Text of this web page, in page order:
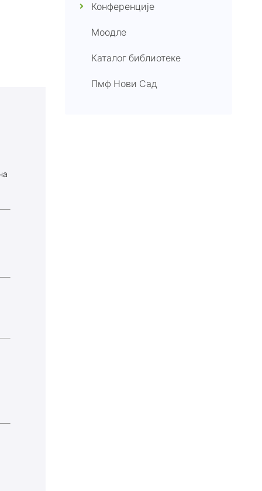
Конференције
Моодле
Каталог библиотеке
Пмф Нови Сад